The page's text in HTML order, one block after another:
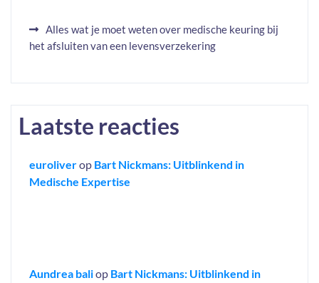
Alles wat je moet weten over medische keuring bij
het afsluiten van een levensverzekering
Laatste reacties
euroliverop Bart Nickmans: Uitblinkend in
Medische Expertise
Aundrea baliop Bart Nickmans: Uitblinkend in